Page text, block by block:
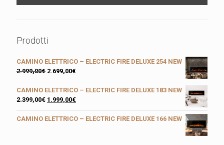
Prodotti
CAMINO ELETTRICO – ELECTRIC FIRE DELUXE 254 NEW
2.999,00€ 2.699,00€
CAMINO ELETTRICO – ELECTRIC FIRE DELUXE 183 NEW
2.399,00€ 1.999,00€
CAMINO ELETTRICO – ELECTRIC FIRE DELUXE 166 NEW